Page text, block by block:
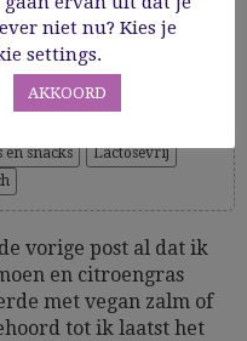
en snacks
Lactosevrij
vorige post al dat ik
en citroengras
met vegan zalm of
tot ik laatst het
niet nu? Kies je
settings.
AKKOORD